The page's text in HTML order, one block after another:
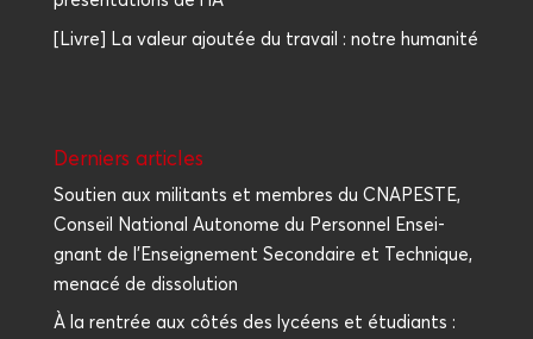
[Livre] La valeur ajoutée du travail : notre humanité
Der­niers articles
Sou­tien aux mili­tants et membres du CNAPESTE,
Conseil Natio­nal Auto­nome du Per­son­nel Ensei­
gnant de l’Enseignement Secon­daire et Tech­nique,
mena­cé de dissolution
À la ren­trée aux côtés des lycéens et étu­diants :